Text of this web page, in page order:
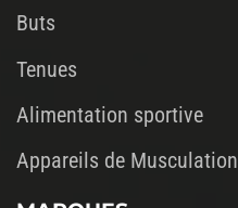
Buts
Tenues
Alimentation sportive
Appareils de Musculation